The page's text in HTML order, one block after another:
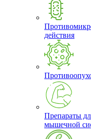
действия
Препараты
мышечной